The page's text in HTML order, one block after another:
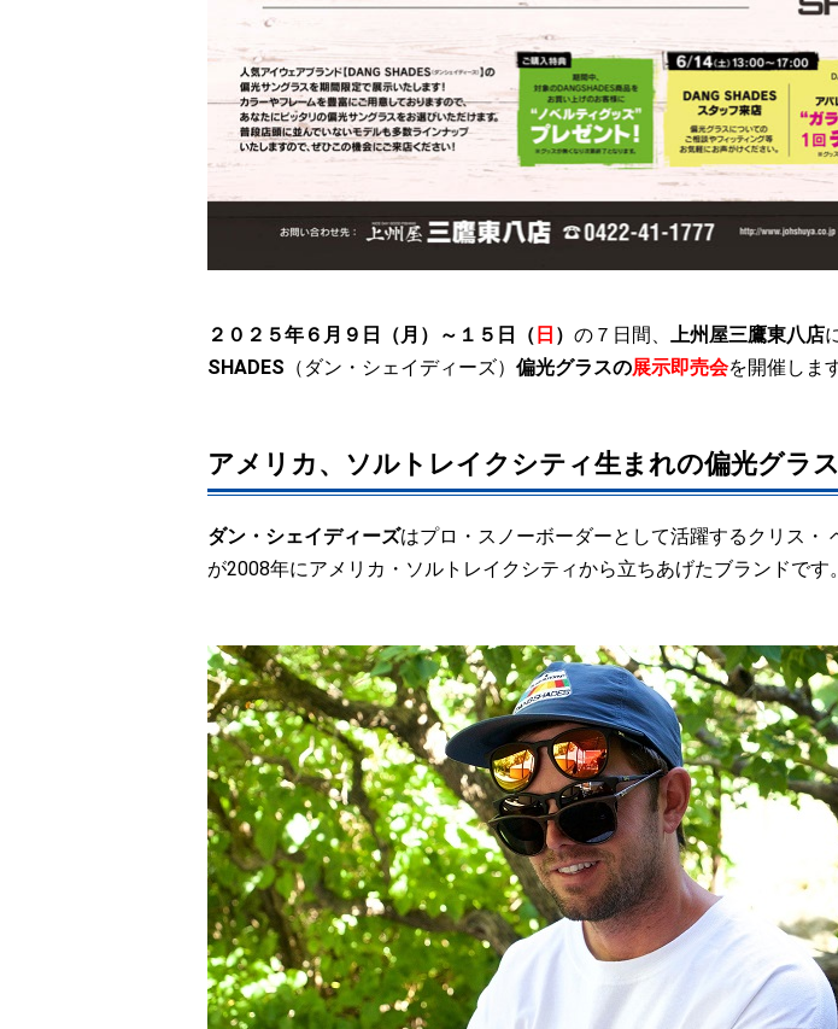
２０２５年６月９日（月）～１５日 （ 日 ） の７日間 上州屋三鷹東八店
SHADES （ダン・シェイディーズ） 偏光グラスの展示即売会を開催しま
アメリカ、ソルトレイクシティ生まれの偏光グラ
ダン・シェイディーズはプロ・スノーボーダーとして活躍するクリス・
が2008年にアメリカ・ソルトレイクシティから立ちあげたブランドです。